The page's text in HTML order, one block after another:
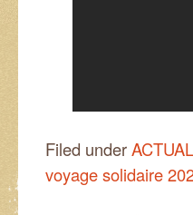
Filed under
voyage solidaire